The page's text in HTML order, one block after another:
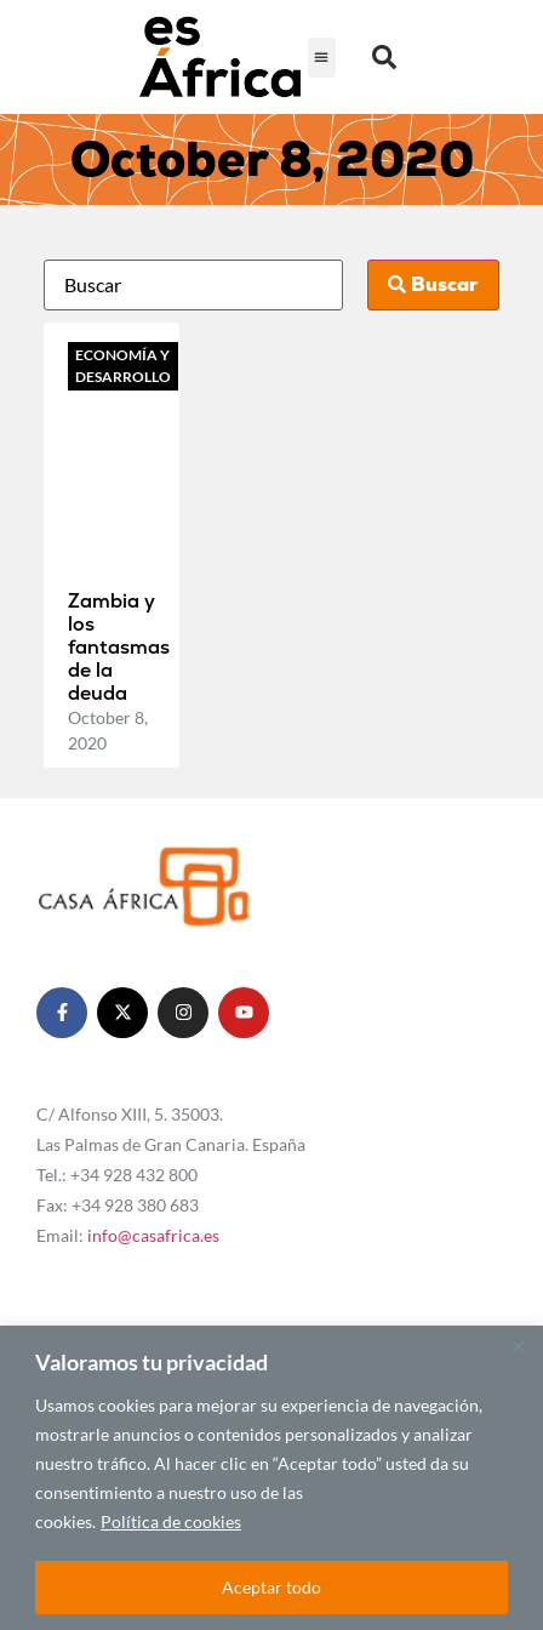
Valoramos tu privacidad
Usamos cookies para mejorar su experiencia de navegación,
mostrarle anuncios o contenidos personalizados y analizar
nuestro tráfico. Al hacer clic en “Aceptar todo” usted da su
consentimiento a nuestro uso de las
cookies. Política de cookies
Aceptar todo
October 8, 2020
Buscar
ECONOMÍA Y
DESARROLLO
Zambia y
los
fantasmas
de la
deuda
October 8,
2020
C/ Alfonso XIII, 5. 35003.
Las Palmas de Gran Canaria. España
Tel.: +34 928 432 800
Fax: +34 928 380 683
Email: info@casafrica.es
Blog
About Us
Personalities
English